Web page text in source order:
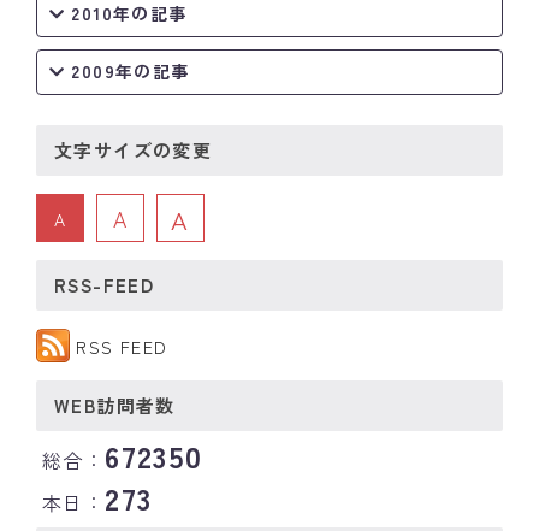
2010年の記事
2009年の記事
文字サイズの変更
A A A
RSS-FEED
RSS FEED
WEB訪問者数
総合： 672350
本日： 273